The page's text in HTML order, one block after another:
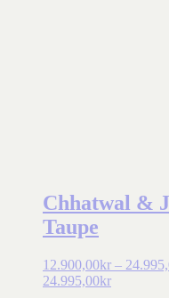
Chhatwal &
Taupe
12.900,00kr –
24.995,00kr